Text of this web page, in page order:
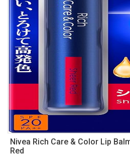
Nivea Rich Care & Color Lip
Red